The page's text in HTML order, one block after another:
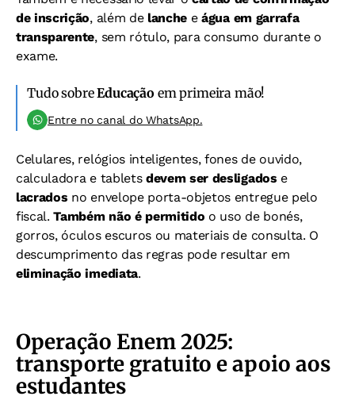
de inscrição, além de lanche eágua em garrafa
transparente, sem rótulo, para consumo durante o
exame.
Tudo sobreEducação em primeira mão!
Entre no canal do WhatsApp.
Celulares, relógios inteligentes, fones de ouvido,
calculadora e tablets devem ser desligados e
lacrados no envelope porta-objetos entregue pelo
fiscal.Também não é permitido o uso de bonés,
gorros, óculos escuros ou materiais de consulta. O
descumprimento das regras pode resultar em
eliminação imediata.
Operação Enem 2025:
transporte gratuito e apoio aos
estudantes